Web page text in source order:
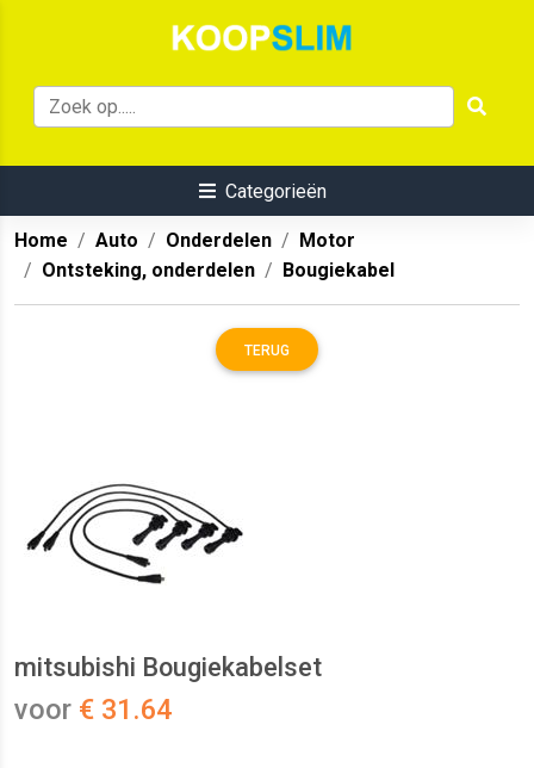
Categorieën
Home Auto Onderdelen
Motor
Ontsteking, onderdelen
Bougiekabel
TERUG
mitsubishi Bougiekabelset
voor € 31.64